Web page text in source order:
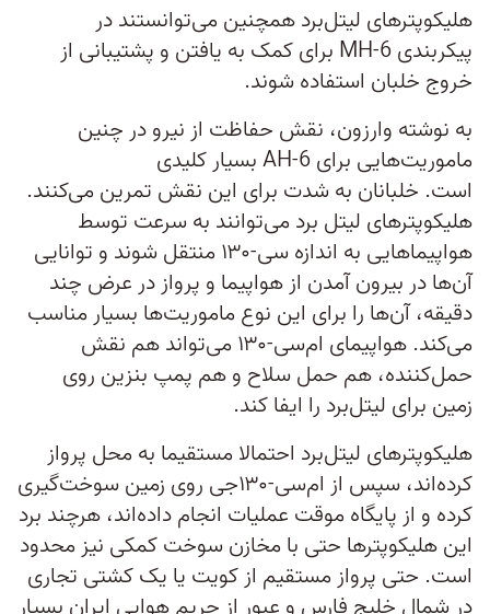
هلیکوپترهای لیتل‌برد همچنین می‌توانستند در
پیکربندی MH-6 برای کمک به یافتن و پشتیبانی از
خروج خلبان استفاده شوند.
به نوشته وارزون، نقش حفاظت از نیرو در چنین
ماموریت‌هایی برای AH-6 بسیار کلیدی
است. خلبانان به شدت برای این نقش تمرین می‌کنند.
هلیکوپترهای لیتل برد می‌توانند به سرعت توسط
هواپیماهایی به اندازه سی-۱۳۰ منتقل شوند و توانایی
آن‌ها در بیرون آمدن از هواپیما و پرواز در عرض چند
دقیقه، آن‌ها را برای این نوع ماموریت‌ها بسیار مناسب
می‌کند. هواپیمای ام‌سی-۱۳۰ می‌تواند هم نقش
حمل‌کننده، هم حمل سلاح و هم پمپ بنزین روی
زمین برای لیتل‌برد را ایفا کند.
هلیکوپترهای لیتل‌برد احتمالا مستقیما به محل پرواز
کرده‌اند، سپس از ام‌سی-۱۳۰جی روی زمین سوخت‌گیری
کرده و از پایگاه موقت عملیات انجام داده‌اند، هرچند برد
این هلیکوپترها حتی با مخازن سوخت کمکی نیز محدود
است. حتی پرواز مستقیم از کویت یا یک کشتی تجاری